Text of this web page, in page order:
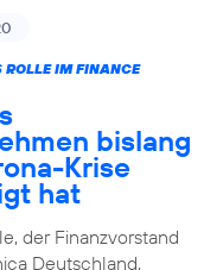
ROLLE IM FINANCE
bislang
Krise
hat
der Finanzvorstand
Deutschland,